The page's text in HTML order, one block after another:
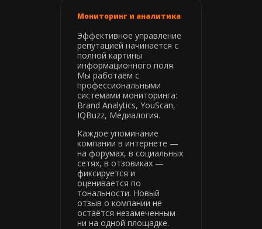
Мониторинг и аналитика
Эффективное управление
репутацией начинается с
полной картины
информационного поля.
Мы работаем с
профессиональными
системами мониторинга:
Brand Analytics, YouScan,
IQBuzz, Медиалогия.
Каждое упоминание
компании в интернете —
на форумах, в социальных
сетях, в отзовиках —
фиксируется и
оценивается по
тональности. Новый
отзыв о компании не
остаётся незамеченным
ни на одной площадке.